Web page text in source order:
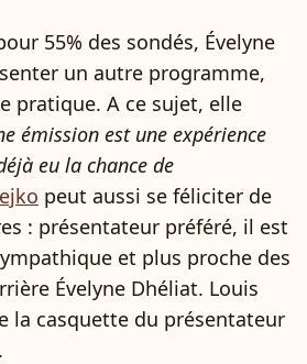
55% des sondés, Évelyne
un autre programme,
pratique. A ce sujet, elle
émission est une expérience
eu la chance de
peut aussi se féliciter de
: présentateur préféré, il est
et plus proche des
Évelyne Dhéliat. Louis
la casquette du présentateur